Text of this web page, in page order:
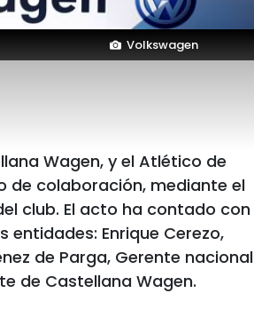
Volkswagen
Wagen, y el Atlético de
de colaboración, mediante el
club. El acto ha contado con
Enrique Cerezo,
de Parga, Gerente nacional
de Castellana Wagen.